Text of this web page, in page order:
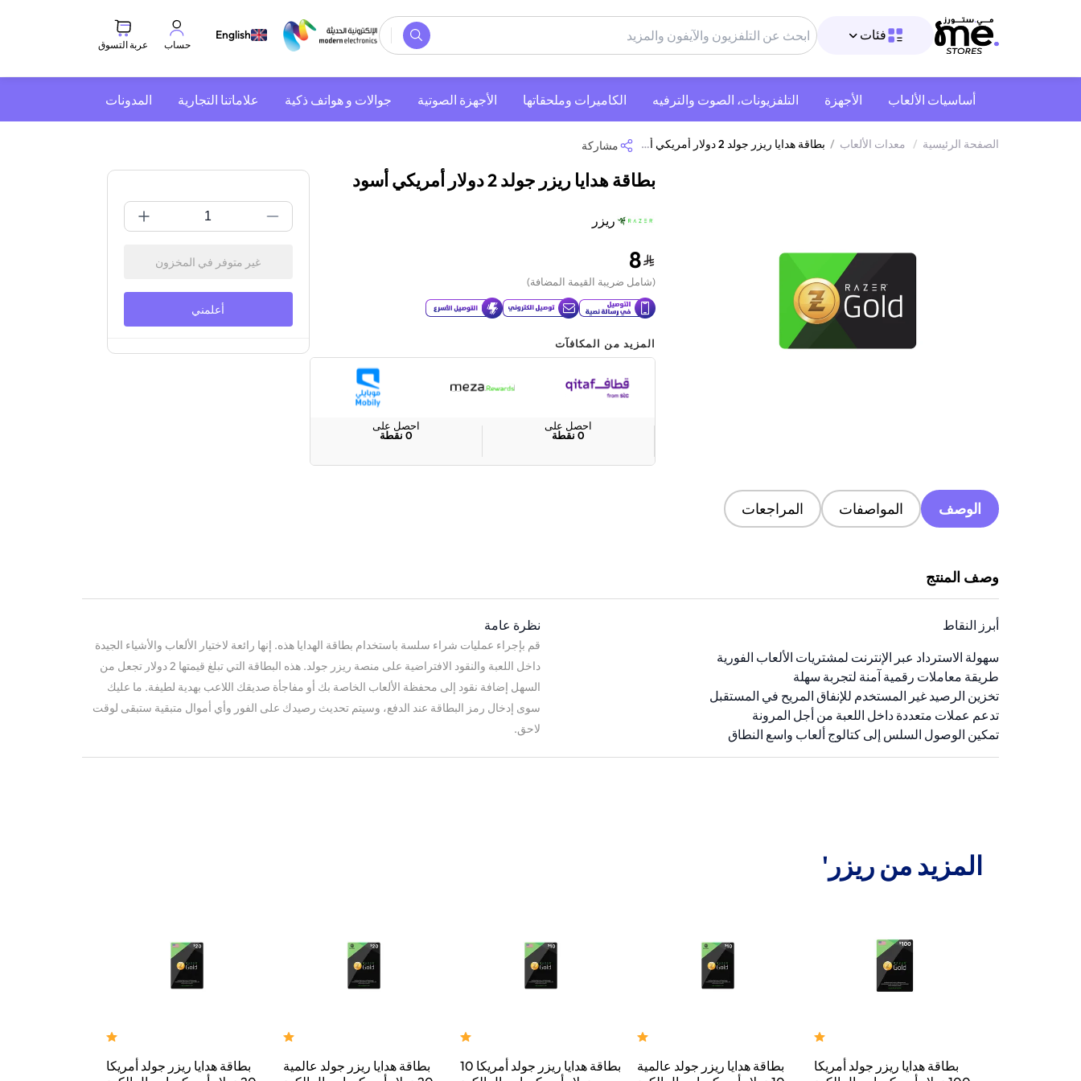
فئات English
حساب عربة التسوق
أساسيات الألعاب الأجهزة التلفزيونات، الصوت والترفيه ‫الكاميرات وملحقاتها‬ الأجهزة الصوتية جوالات و هواتف ذكية علاماتنا التجارية المدونات
الصفحة الرئيسية / معدات الألعاب / بطاقة هدايا ريزر جولد 2 دولار أمريكي أسود مشاركة
بطاقة هدايا ريزر جولد 2 دولار أمريكي أسود
ريزر
8
(شامل ضريبة القيمة المضافة)
المزيد من المكافآت
احصل على
0 نقطة
احصل على
0 نقطة
غير متوفر في المخزون
أعلمني
الوصف المواصفات المراجعات
وصف المنتج
أبرز النقاط
سهولة الاسترداد عبر الإنترنت لمشتريات الألعاب الفورية
طريقة معاملات رقمية آمنة لتجربة سهلة
تخزين الرصيد غير المستخدم للإنفاق المريح في المستقبل
تدعم عملات متعددة داخل اللعبة من أجل المرونة
تمكين الوصول السلس إلى كتالوج ألعاب واسع النطاق
نظرة عامة
قم بإجراء عمليات شراء سلسة باستخدام بطاقة الهدايا هذه. إنها رائعة لاختيار الألعاب والأشياء الجيدة
داخل اللعبة والنقود الافتراضية على منصة ريزر جولد. هذه البطاقة التي تبلغ قيمتها 2 دولار تجعل من
السهل إضافة نقود إلى محفظة الألعاب الخاصة بك أو مفاجأة صديقك اللاعب بهدية لطيفة. ما عليك
سوى إدخال رمز البطاقة عند الدفع، وسيتم تحديث رصيدك على الفور وأي أموال متبقية ستبقى لوقت
لاحق.
المزيد من ريزر'
بطاقة هدايا ريزر جولد أمريكا
بطاقة هدايا ريزر جولد عالمية
بطاقة هدايا ريزر جولد أمريكا 10
بطاقة هدايا ريزر جولد عالمية
بطاقة هدايا ريزر جولد أمريكا